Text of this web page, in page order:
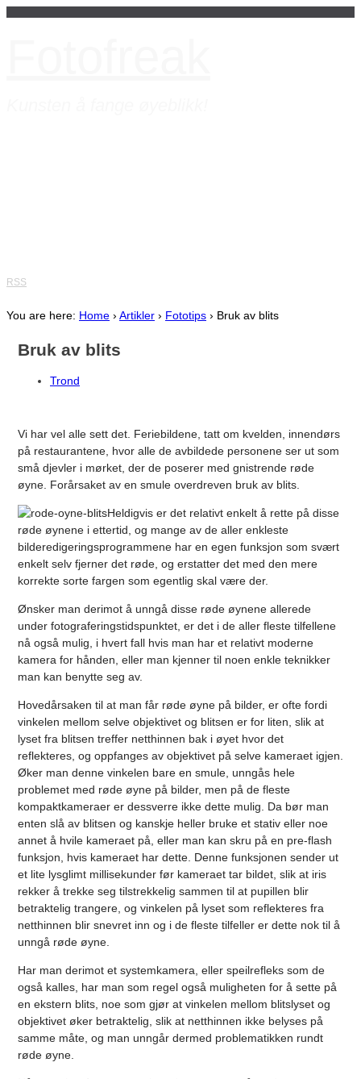
RSS
You are here: Home › Artikler › Fototips › Bruk av blits
Bruk av blits
Trond
Vi har vel alle sett det. Feriebildene, tatt om kvelden, innendørs
på restaurantene, hvor alle de avbildede personene ser ut som
små djevler i mørket, der de poserer med gnistrende røde
øyne. Forårsaket av en smule overdreven bruk av blits.
Heldigvis er det relativt enkelt å rette på disse
røde øynene i ettertid, og mange av de aller enkleste
bilderedigeringsprogrammene har en egen funksjon som svært
enkelt selv fjerner det røde, og erstatter det med den mere
korrekte sorte fargen som egentlig skal være der.
Ønsker man derimot å unngå disse røde øynene allerede
under fotograferingstidspunktet, er det i de aller fleste tilfellene
nå også mulig, i hvert fall hvis man har et relativt moderne
kamera for hånden, eller man kjenner til noen enkle teknikker
man kan benytte seg av.
Hovedårsaken til at man får røde øyne på bilder, er ofte fordi
vinkelen mellom selve objektivet og blitsen er for liten, slik at
lyset fra blitsen treffer netthinnen bak i øyet hvor det
reflekteres, og oppfanges av objektivet på selve kameraet igjen.
Øker man denne vinkelen bare en smule, unngås hele
problemet med røde øyne på bilder, men på de fleste
kompaktkameraer er dessverre ikke dette mulig. Da bør man
enten slå av blitsen og kanskje heller bruke et stativ eller noe
annet å hvile kameraet på, eller man kan skru på en pre-flash
funksjon, hvis kameraet har dette. Denne funksjonen sender ut
et lite lysglimt millisekunder før kameraet tar bildet, slik at iris
rekker å trekke seg tilstrekkelig sammen til at pupillen blir
betraktelig trangere, og vinkelen på lyset som reflekteres fra
netthinnen blir snevret inn og i de fleste tilfeller er dette nok til å
unngå røde øyne.
Har man derimot et systemkamera, eller speilrefleks som de
også kalles, har man som regel også muligheten for å sette på
en ekstern blits, noe som gjør at vinkelen mellom blitslyset og
objektivet øker betraktelig, slik at netthinnen ikke belyses på
samme måte, og man unngår dermed problematikken rundt
røde øyne.